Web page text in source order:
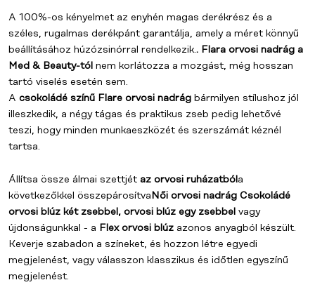
A 100%-os kényelmet az enyhén magas derékrész és a
széles, rugalmas derékpánt garantálja, amely a méret könnyű
beállításához húzózsinórral rendelkezik.. Flara orvosi nadrág a
Med & Beauty-tól nem korlátozza a mozgást, még hosszan
tartó viselés esetén sem.
A csokoládé színű Flare orvosi nadrág bármilyen stílushoz jól
illeszkedik, a négy tágas és praktikus zseb pedig lehetővé
teszi, hogy minden munkaeszközét és szerszámát kéznél
tartsa.
Állítsa össze álmai szettjét az orvosi ruházatból a
következőkkel összepárosítva Női orvosi nadrág Csokoládé
orvosi blúz két zsebbel, orvosi blúz egy zsebbel vagy
újdonságunkkal - a Flex orvosi blúz azonos anyagból készült.
Keverje szabadon a színeket, és hozzon létre egyedi
megjelenést, vagy válasszon klasszikus és időtlen egyszínű
megjelenést.